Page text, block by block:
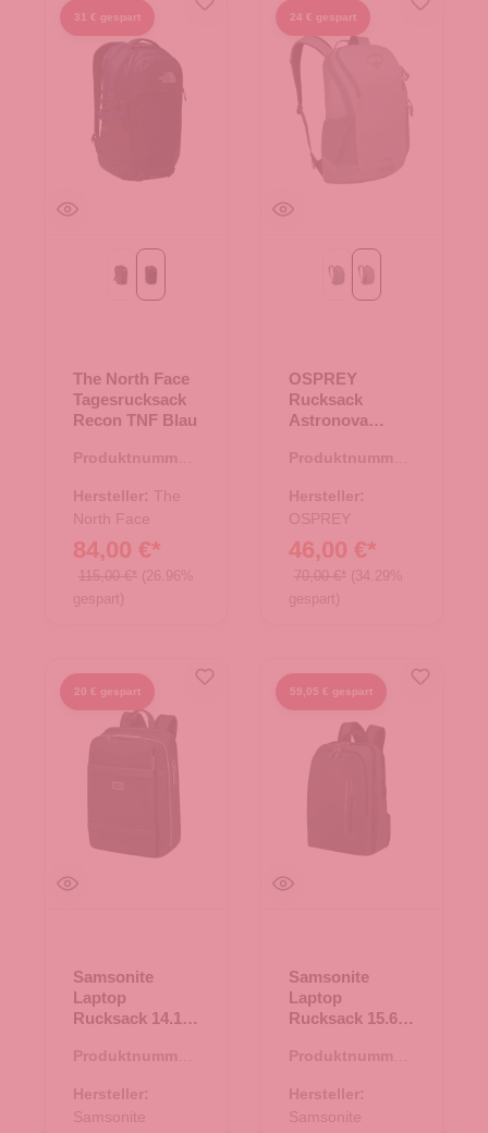
31 € gespart
TNF Black
TNF Blau
The North Face
Tagesrucksack
Recon TNF Blau
Produktnummer:
Hersteller: The
North Face
84,00 €*
115,00 €* (26.96%
gespart)
24 € gespart
Pine Leaf Green
soundwave grey
OSPREY
Rucksack
Astronova
Produktnummer:
Hersteller:
OSPREY
46,00 €*
70,00 €* (34.29%
gespart)
20 € gespart
Samsonite
Laptop
Rucksack 14.1"
Produktnummer:
Hersteller:
Samsonite
59,05 € gespart
Samsonite
Laptop
Rucksack 15.6
Produktnummer:
Hersteller:
Samsonite